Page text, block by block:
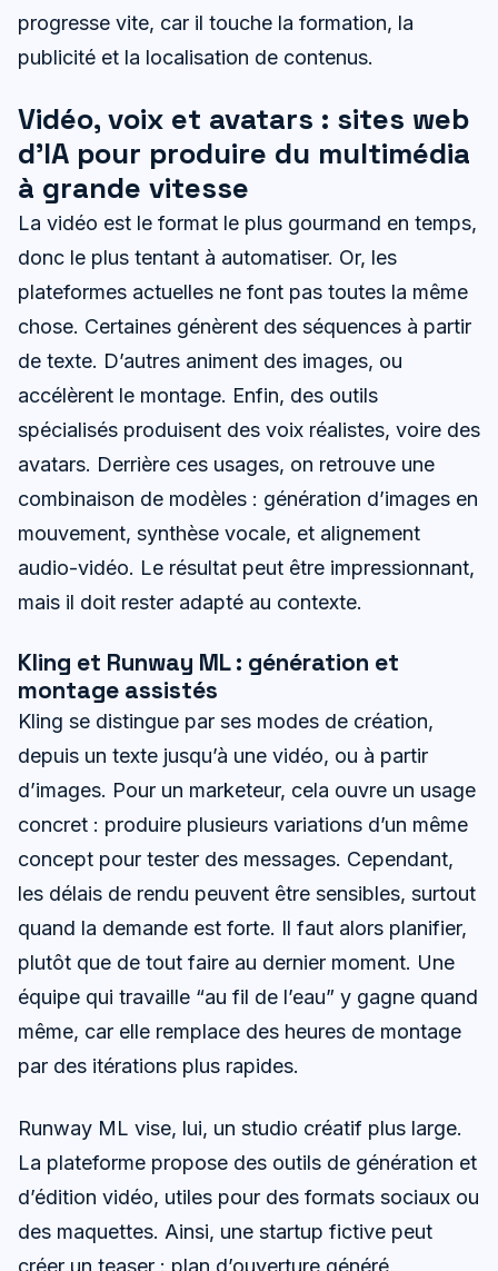
progresse vite, car il touche la formation, la
publicité et la localisation de contenus.
Vidéo, voix et avatars : sites web
d’IA pour produire du multimédia
à grande vitesse
La vidéo est le format le plus gourmand en temps,
donc le plus tentant à automatiser. Or, les
plateformes actuelles ne font pas toutes la même
chose. Certaines génèrent des séquences à partir
de texte. D’autres animent des images, ou
accélèrent le montage. Enfin, des outils
spécialisés produisent des voix réalistes, voire des
avatars. Derrière ces usages, on retrouve une
combinaison de modèles : génération d’images en
mouvement, synthèse vocale, et alignement
audio-vidéo. Le résultat peut être impressionnant,
mais il doit rester adapté au contexte.
Kling et Runway ML : génération et
montage assistés
Kling se distingue par ses modes de création,
depuis un texte jusqu’à une vidéo, ou à partir
d’images. Pour un marketeur, cela ouvre un usage
concret : produire plusieurs variations d’un même
concept pour tester des messages. Cependant,
les délais de rendu peuvent être sensibles, surtout
quand la demande est forte. Il faut alors planifier,
plutôt que de tout faire au dernier moment. Une
équipe qui travaille “au fil de l’eau” y gagne quand
même, car elle remplace des heures de montage
par des itérations plus rapides.
Runway ML vise, lui, un studio créatif plus large.
La plateforme propose des outils de génération et
d’édition vidéo, utiles pour des formats sociaux ou
des maquettes. Ainsi, une startup fictive peut
créer un teaser : plan d’ouverture généré,